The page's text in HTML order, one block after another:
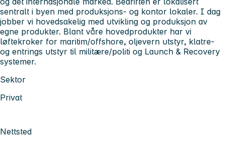
sentralt i byen med produksjons- og kontor lokaler. I dag
jobber vi hovedsakelig med utvikling og produksjon av
egne produkter. Blant våre hovedprodukter har vi
løftekroker for maritim/offshore, oljevern utstyr, klatre-
og entrings utstyr til militære/politi og Launch & Recovery
systemer.
Sektor
Privat
Nettsted